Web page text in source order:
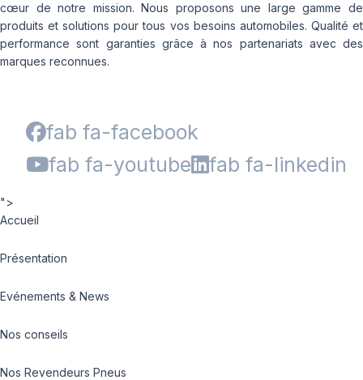
cœur de notre mission. Nous proposons une large gamme de
produits et solutions pour tous vos besoins automobiles. Qualité et
performance sont garanties grâce à nos partenariats avec des
marques reconnues.
fab fa-facebook
fab fa-youtube
fab fa-linkedin
">
Accueil
Présentation
Evénements & News
Nos conseils
Nos Revendeurs Pneus